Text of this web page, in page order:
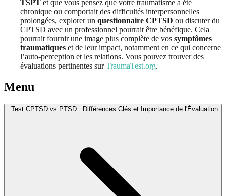
TSPT et que vous pensez que votre traumatisme a été
chronique ou comportait des difficultés interpersonnelles
prolongées, explorer un questionnaire CPTSD ou discuter du
CPTSD avec un professionnel pourrait être bénéfique. Cela
pourrait fournir une image plus complète de vos symptômes
traumatiques et de leur impact, notamment en ce qui concerne
l’auto-perception et les relations. Vous pouvez trouver des
évaluations pertinentes surTraumaTest.org.
Menu
Test CPTSD vs PTSD : Différences Clés et Importance de l'Évaluation